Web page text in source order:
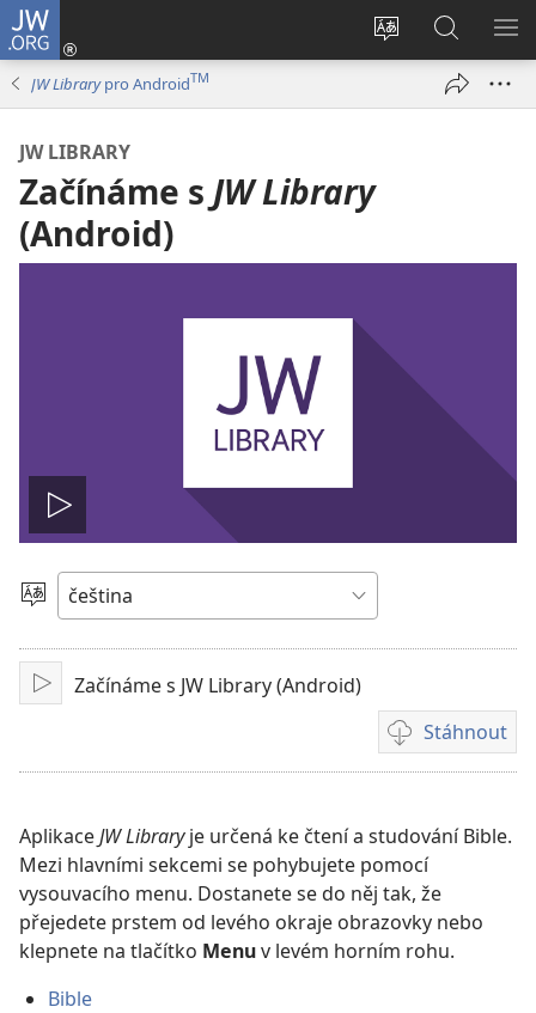
JW.ORG
Změnit
stránek
Přihlásit
se
Hledat
na
JW.ORG
JW Librarypro AndroidTM
JW LIBRARY
Začínáme s JW Library
(Android)
Přehrát
video
Vyberte
jazyk
PřehrátZačínáme s JW Library (Android)
Stáhnout
Formáty
videonahrávek
stažení
AplikaceJW Libraryje určená ke čtení a studování Bible.
Mezi hlavními sekcemi se pohybujete pomocí
vysouvacího menu. Dostanete se do něj tak, že
přejedete prstem od levého okraje obrazovky nebo
klepnete na tlačítko Menuv levém horním rohu.
Bible